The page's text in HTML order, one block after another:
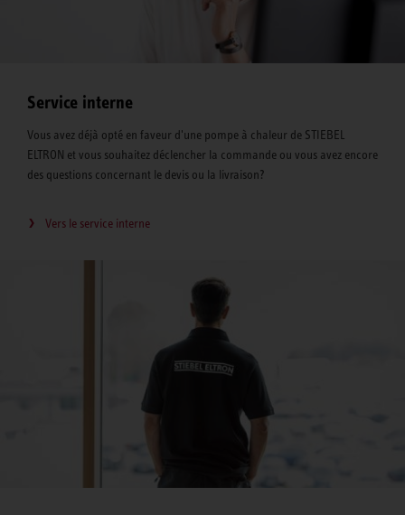
Service interne
Vous avez déjà opté en faveur d'une pompe à chaleur de STIEBEL
ELTRON et vous souhaitez déclencher la commande ou vous avez encore
des questions concernant le devis ou la livraison?
Vers le service interne